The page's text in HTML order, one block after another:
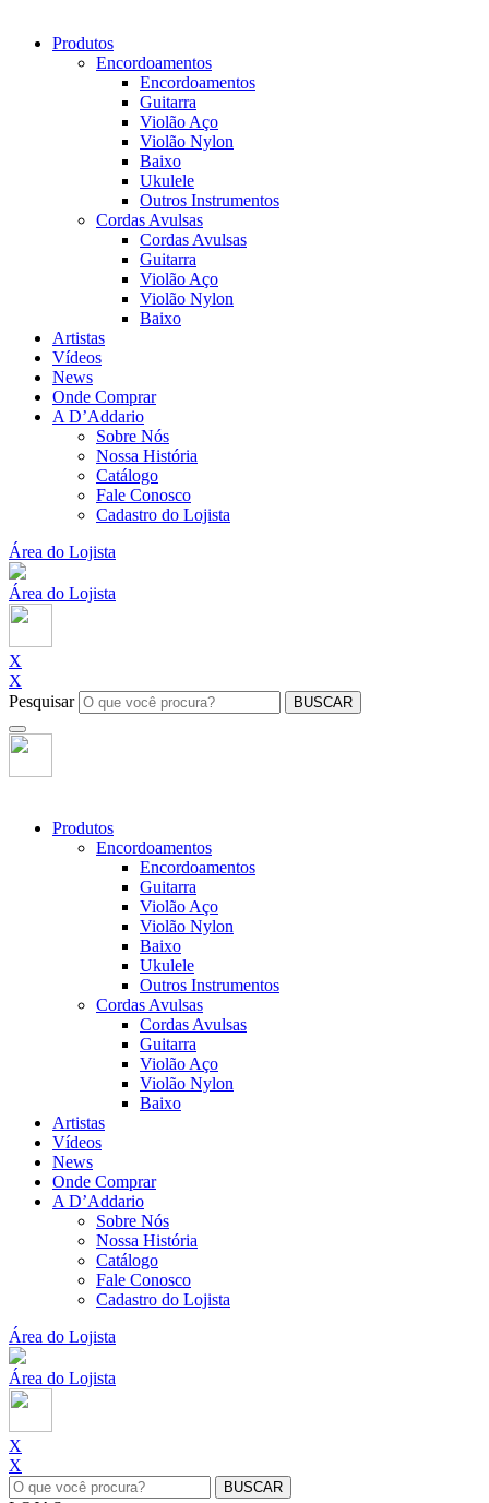
Produtos
Encordoamentos
Encordoamentos
Guitarra
Violão Aço
Violão Nylon
Baixo
Ukulele
Outros Instrumentos
Cordas Avulsas
Cordas Avulsas
Guitarra
Violão Aço
Violão Nylon
Baixo
Artistas
Vídeos
News
Onde Comprar
A D’Addario
Sobre Nós
Nossa História
Catálogo
Fale Conosco
Cadastro do Lojista
Área do Lojista
Área do Lojista
X
X
Pesquisar
BUSCAR
Produtos
Encordoamentos
Encordoamentos
Guitarra
Violão Aço
Violão Nylon
Baixo
Ukulele
Outros Instrumentos
Cordas Avulsas
Cordas Avulsas
Guitarra
Violão Aço
Violão Nylon
Baixo
Artistas
Vídeos
News
Onde Comprar
A D’Addario
Sobre Nós
Nossa História
Catálogo
Fale Conosco
Cadastro do Lojista
Área do Lojista
Área do Lojista
X
X